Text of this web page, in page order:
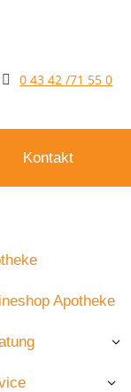
0 43 42 /71 55 0
Kontakt
Apotheke